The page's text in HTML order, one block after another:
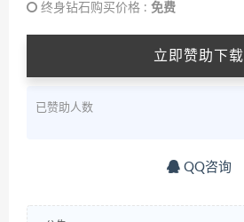
终身钻石购买价格 : 免费
立即赞助下载
已赞助人数
QQ咨询